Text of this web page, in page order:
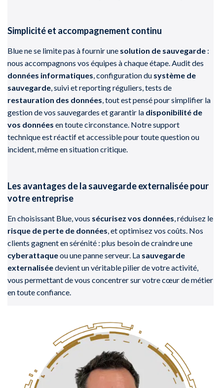
Simplicité et accompagnement continu
Blue ne se limite pas à fournir une solution de sauvegarde :
nous accompagnons vos équipes à chaque étape. Audit des
données informatiques, configuration du système de
sauvegarde, suivi et reporting réguliers, tests de
restauration des données, tout est pensé pour simplifier la
gestion de vos sauvegardes et garantir la disponibilité de
vos données en toute circonstance. Notre support
technique est réactif et accessible pour toute question ou
incident, même en situation critique.
Les avantages de la sauvegarde externalisée pour
votre entreprise
En choisissant Blue, vous sécurisez vos données, réduisez le
risque de perte de données, et optimisez vos coûts. Nos
clients gagnent en sérénité : plus besoin de craindre une
cyberattaqueou une panne serveur. La sauvegarde
externaliséedevient un véritable pilier de votre activité,
vous permettant de vous concentrer sur votre cœur de métier
en toute confiance.